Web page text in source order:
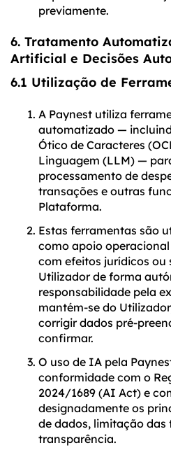
previamente.
6. Tratamento
Artificial e Decisões
6.1 Utilização de
A Paynest utiliza
automatizado —
Ótico de Caracteres
Linguagem (LLM) —
processamento de
transações e outras
Plataforma.
Estas ferramentas são
como apoio
com efeitos jurídicos
Utilizador de forma
responsabilidade pela
mantém-se do
corrigir dados pré-
confirmar.
O uso de IA pela
conformidade com o
2024/1689 (AI Act) e
designadamente os
de dados, limitação das
transparência.